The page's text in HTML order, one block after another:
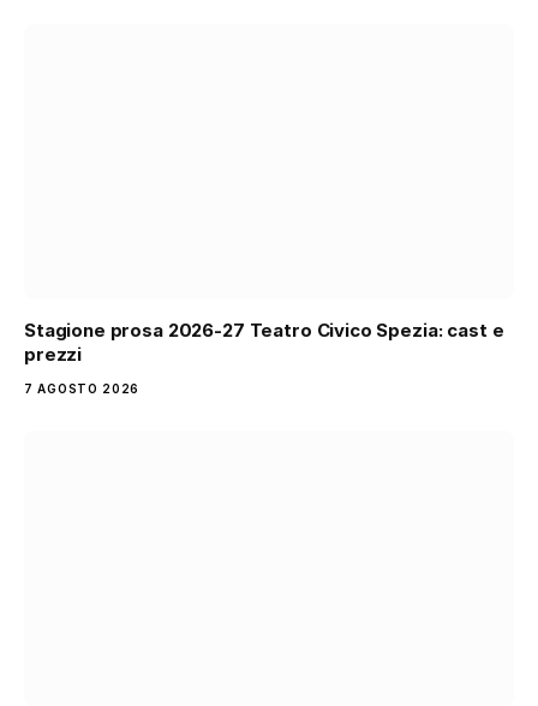
Stagione prosa 2026-27 Teatro Civico Spezia: cast e
prezzi
7 AGOSTO 2026